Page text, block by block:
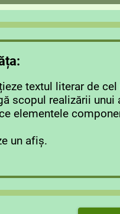
textul literar de cel
scopul realizării unui
elementele
un afiș.